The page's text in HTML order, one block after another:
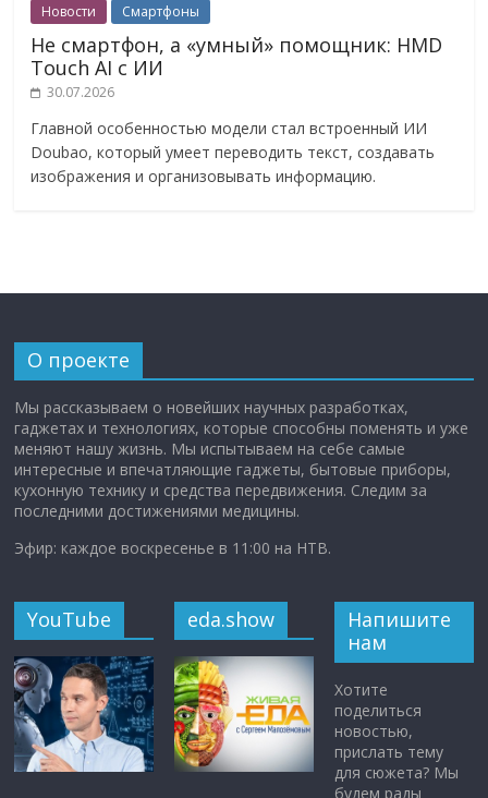
Новости Смартфоны
Не смартфон, а «умный» помощник: HMD
Touch AI с ИИ
30.07.2026
Главной особенностью модели стал встроенный ИИ
Doubao, который умеет переводить текст, создавать
изображения и организовывать информацию.
О проекте
Мы рассказываем о новейших научных разработках,
гаджетах и технологиях, которые способны поменять и уже
меняют нашу жизнь. Мы испытываем на себе самые
интересные и впечатляющие гаджеты, бытовые приборы,
кухонную технику и средства передвижения. Следим за
последними достижениями медицины.
Эфир: каждое воскресенье в 11:00 на НТВ.
YouTube eda.show
Напишите
нам
Хотите
поделиться
новостью,
прислать тему
для сюжета? Мы
будем рады